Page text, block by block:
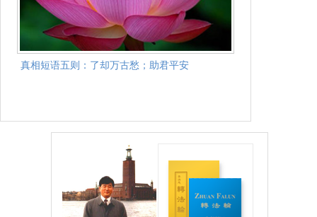
真相短语五则：了却万古愁；助君平安